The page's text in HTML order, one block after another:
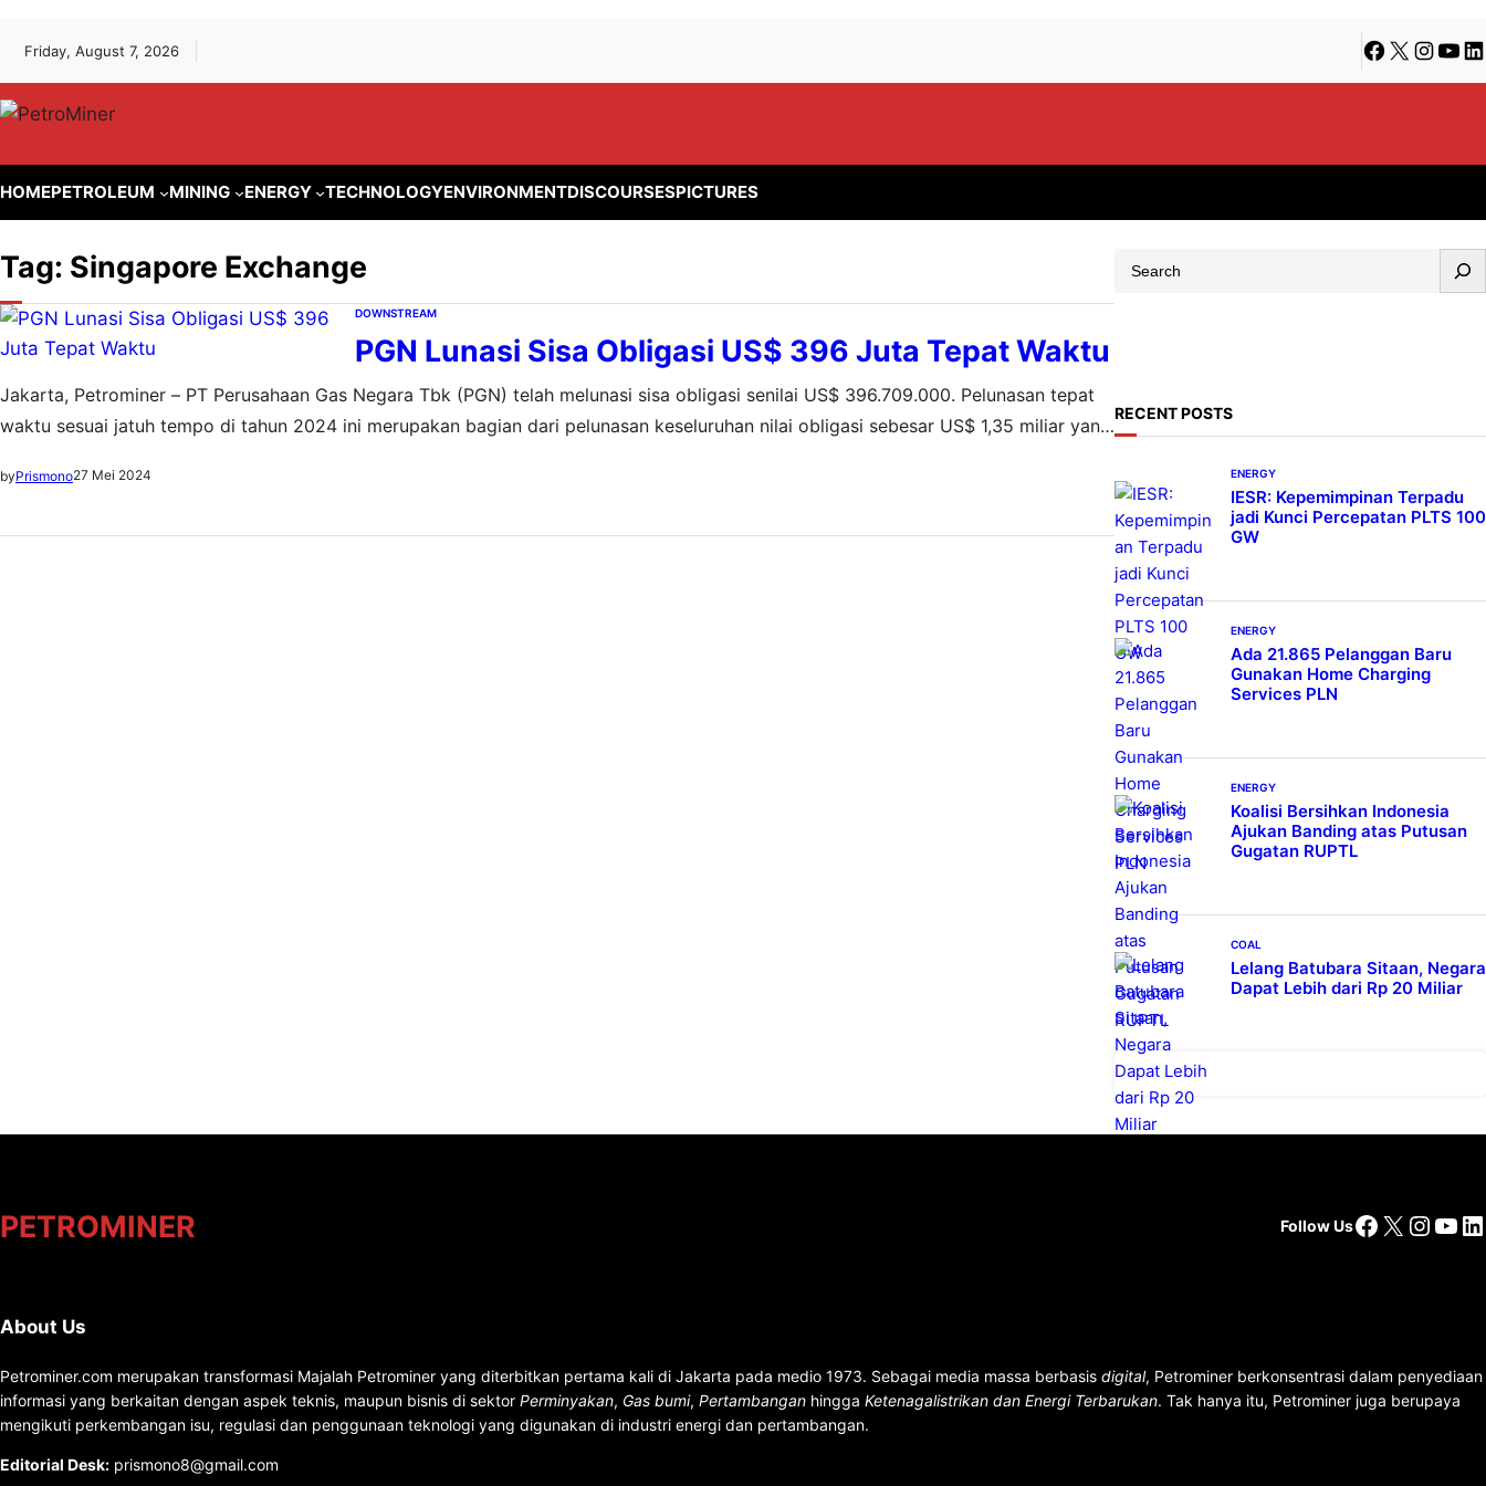
Friday, August 7, 2026 Facebook
X
HOMEPETROLEUM MINING ENERGY TECHNOLOGYENVIRONMENTDISCOURSESPICTURES
Tag: Singapore Exchange
DOWNSTREAM
PGN Lunasi Sisa Obligasi US$ 396 Juta Tepat Waktu
Jakarta, Petrominer – PT Perusahaan Gas Negara Tbk (PGN) telah melunasi sisa obligasi senilai US$ 396.709.000. Pelunasan tepat
waktu sesuai jatuh tempo di tahun 2024 ini merupakan bagian dari pelunasan keseluruhan nilai obligasi sebesar US$ 1,35 miliar yang
tempo…
byPrismono27 Mei 2024
h
RECENT POSTS
ENERGY
IESR: Kepemimpinan Terpadu
jadi Kunci Percepatan PLTS 100
GW
ENERGY
Ada 21.865 Pelanggan Baru
Gunakan Home Charging
Services PLN
ENERGY
Koalisi Bersihkan Indonesia
Ajukan Banding atas Putusan
Gugatan RUPTL
COAL
Lelang Batubara Sitaan, Negara
Dapat Lebih dari Rp 20 Miliar
PETROMINER Follow UsFacebook
X
About Us
Petrominer.com merupakan transformasi Majalah Petrominer yang diterbitkan pertama kali di Jakarta pada medio 1973. Sebagai media massa berbasis digital, Petrominer berkonsentrasi dalam penyediaan
informasi yang berkaitan dengan aspek teknis, maupun bisnis di sektor Perminyakan, Gas bumi, Pertambangan hingga Ketenagalistrikan dan Energi Terbarukan. Tak hanya itu, Petrominer juga berupaya
mengikuti perkembangan isu, regulasi dan penggunaan teknologi yang digunakan di industri energi dan pertambangan.
Editorial Desk: prismono8@gmail.com